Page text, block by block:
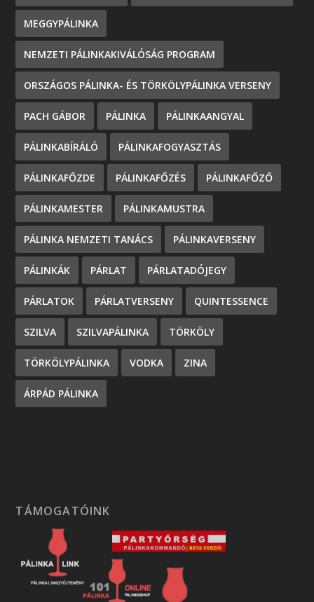
MEGGYPÁLINKA
NEMZETI PÁLINKAKIVÁLÓSÁG PROGRAM
ORSZÁGOS PÁLINKA- ÉS TÖRKÖLYPÁLINKA VERSENY
PACH GÁBOR PÁLINKA PÁLINKAANGYAL
PÁLINKABÍRÁLÓ PÁLINKAFOGYASZTÁS
PÁLINKAFŐZDE PÁLINKAFŐZÉS PÁLINKAFŐZŐ
PÁLINKAMESTER PÁLINKAMUSTRA
PÁLINKA NEMZETI TANÁCS PÁLINKAVERSENY
PÁLINKÁK PÁRLAT PÁRLATADÓJEGY
PÁRLATOK PÁRLATVERSENY QUINTESSENCE
SZILVA SZILVAPÁLINKA TÖRKÖLY
TÖRKÖLYPÁLINKA VODKA ZINA
ÁRPÁD PÁLINKA
TÁMOGATÓINK